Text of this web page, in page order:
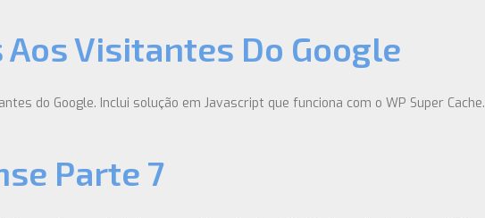
Visitantes Do Google
do Google. Inclui solução em Javascript que funciona com o WP Super Cache.
Parte 7